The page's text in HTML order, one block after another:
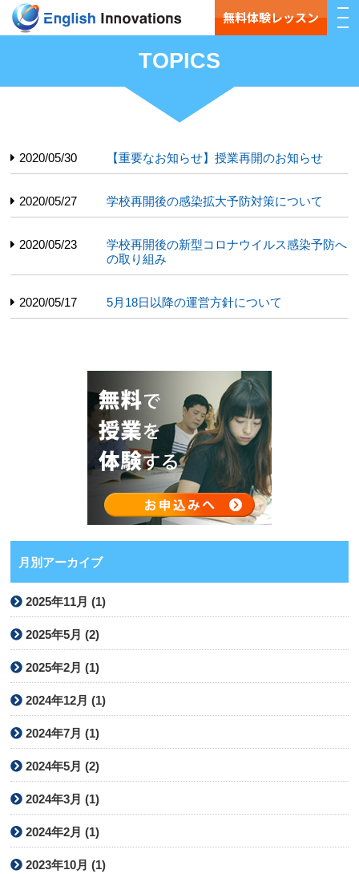
無料体験レッスン
TOPICS
2020/05/30 【重要なお知らせ】授業再開のお知らせ
2020/05/27 学校再開後の感染拡大予防対策について
2020/05/23
学校再開後の新型コロナウイルス感染予防へ
の取り組み
2020/05/17 5月18日以降の運営方針について
月別アーカイブ
2025年11月 (1)
2025年5月 (2)
2025年2月 (1)
2024年12月 (1)
2024年7月 (1)
2024年5月 (2)
2024年3月 (1)
2024年2月 (1)
2023年10月 (1)